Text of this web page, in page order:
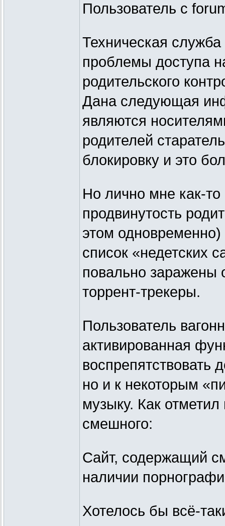
Пользователь с
Техническая
проблемы доступа
родительского
Дана следующая
являются
родителей
блокировку и это
Но лично мне как-то
продвинутость
этом одновременно)
список «недетских
повально заражены
торрент-трекеры.
Пользователь
активированная
воспрепятствовать
но и к некоторым
музыку. Как
смешного:
Сайт, содержащий
наличии
Хотелось бы всё-